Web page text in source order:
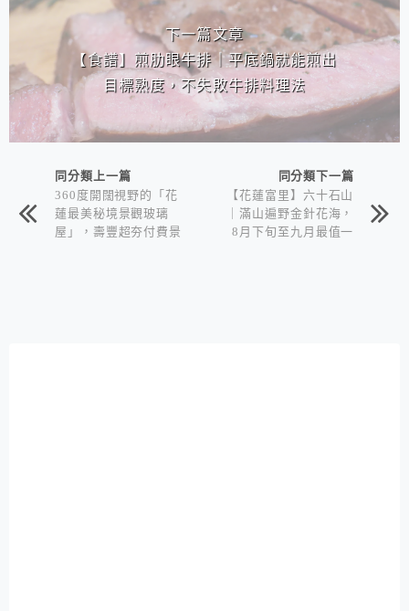
下一篇文章
【食譜】煎肋眼牛排｜平底鍋就能煎出
目標熟度，不失敗牛排料理法
同分類上一篇
360度開闊視野的「花
蓮最美秘境景觀玻璃
屋」，壽豐超夯付費景
同分類下一篇
【花蓮富里】六十石山
｜滿山遍野金針花海，
8月下旬至九月最值一